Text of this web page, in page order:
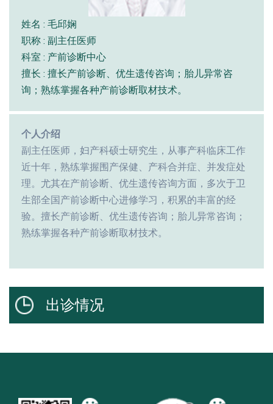
姓名 : 毛邱娴
职称 : 副主任医师
科室 : 产前诊断中心
擅长 : 擅长产前诊断、优生遗传咨询；胎儿异常咨
询；熟练掌握各种产前诊断取材技术。
个人介绍
副主任医师，妇产科硕士研究生，从事产科临床工作
近十年，熟练掌握围产保健、产科合并症、并发症处
理。尤其在产前诊断、优生遗传咨询方面，多次于卫
生部全国产前诊断中心进修学习，积累的丰富的经
验。擅长产前诊断、优生遗传咨询；胎儿异常咨询；
熟练掌握各种产前诊断取材技术。
出诊情况